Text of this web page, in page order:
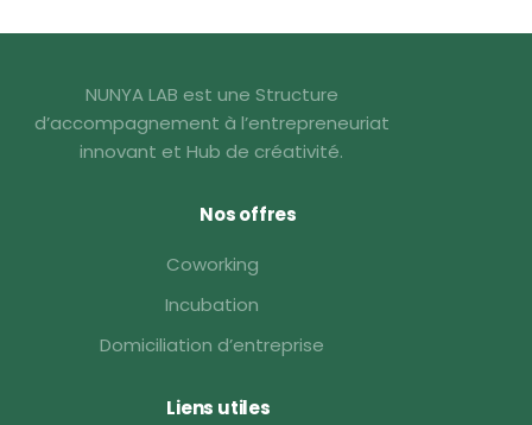
NUNYA LAB est une Structure
d’accompagnement à l’entrepreneuriat
innovant et Hub de créativité.
Nos offres
Coworking
Incubation
Domiciliation d’entreprise
Liens utiles